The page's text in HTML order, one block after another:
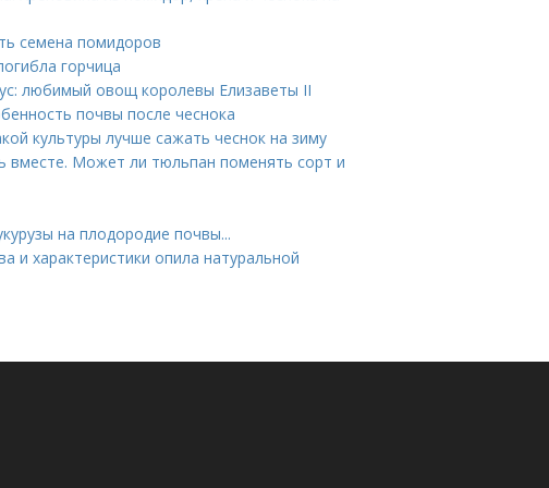
семена помидоров
горчица
любимый овощ королевы Елизаветы II
почвы после чеснока
культуры лучше сажать чеснок на зиму
Может ли тюльпан поменять сорт и
на плодородие почвы...
и характеристики опила натуральной